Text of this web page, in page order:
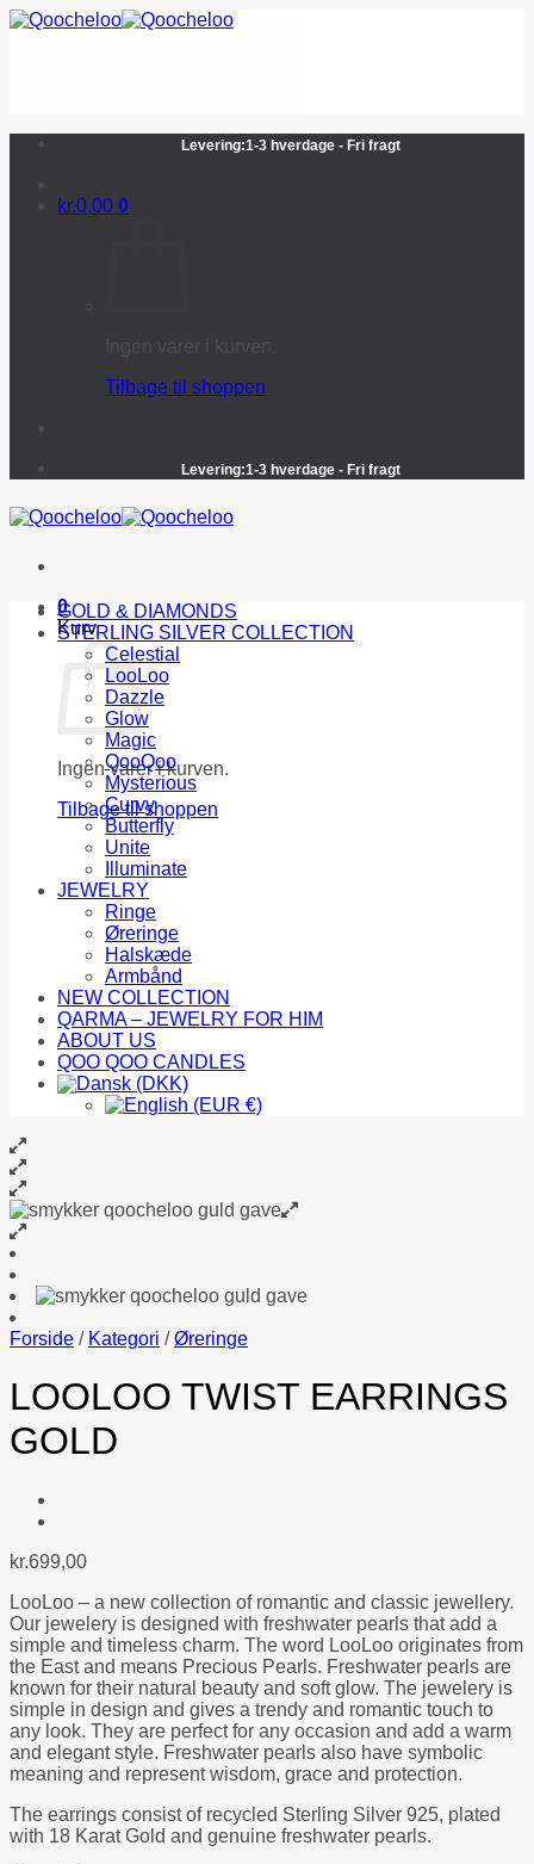
Fortsæt
Levering:1-3 hverdage - Fri fragt
kr.0,00 0
Tilbage til shoppen
Levering:1-3 hverdage - Fri fragt
0
Kurv
Ingen varer i kurven.
Tilbage til shoppen
GOLD & DIAMONDS
STERLING SILVER COLLECTION
Celestial
LooLoo
Dazzle
Glow
Magic
QooQoo
Mysterious
Curvy
Butterfly
Unite
Illuminate
JEWELRY
Ringe
Øreringe
Halskæde
Armbånd
NEW COLLECTION
QARMA – JEWELRY FOR HIM
ABOUT US
QOO QOO CANDLES
Forside / Kategori / Øreringe
LOOLOO TWIST EARRINGS
GOLD
kr.699,00
LooLoo – a new collection of romantic and classic jewellery.
Our jewelery is designed with freshwater pearls that add a
simple and timeless charm. The word LooLoo originates from
the East and means Precious Pearls. Freshwater pearls are
known for their natural beauty and soft glow. The jewelery is
simple in design and gives a trendy and romantic touch to
any look. They are perfect for any occasion and add a warm
and elegant style. Freshwater pearls also have symbolic
meaning and represent wisdom, grace and protection.
The earrings consist of recycled Sterling Silver 925, plated
with 18 Karat Gold and genuine freshwater pearls.